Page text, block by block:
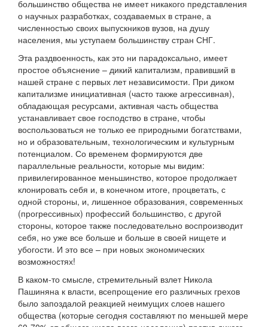
большинство общества не имеет никакого представления
о научных разработках, создаваемых в стране, а
численностью своих выпускников вузов, на душу
населения, мы уступаем большинству стран СНГ.
Эта раздвоенность, как это ни парадоксально, имеет
простое объяснение – дикий капитализм, правивший в
нашей стране с первых лет независимости. При диком
капитализме инициативная (часто также агрессивная),
обладающая ресурсами, активная часть общества
устанавливает свое господство в стране, чтобы
воспользоваться не только ее природными богатствами,
но и образовательным, технологическим и культурным
потенциалом. Со временем формируются две
параллельные реальности, которые мы видим:
привилегированное меньшинство, которое продолжает
клонировать себя и, в конечном итоге, процветать, с
одной стороны, и, лишенное образования, современных
(прогрессивных) профессий большинство, с другой
стороны, которое также последовательно воспроизводит
себя, но уже все больше и больше в своей нищете и
убогости. И это все – при новых экономических
возможностях!
В каком-то смысле, стремительный взлет Никола
Пашиняна к власти, всепрощение его различных грехов
было запоздалой реакцией неимущих слоев нашего
общества (которые сегодня составляют по меньшей мере